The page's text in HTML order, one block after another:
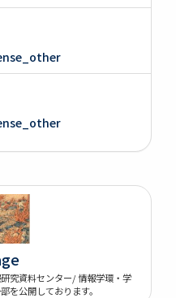
究資料センター/ 情報学環・学
を公開しております。